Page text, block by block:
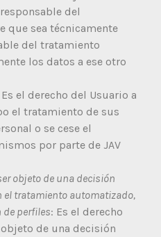
del
que sea técnicamente
del tratamiento
los datos a ese otro
Es el derecho del Usuario a
el tratamiento de sus
o se cese el
por parte de JAV
objeto de una decisión
el tratamiento automatizado,
perfiles: Es el derecho
de una decisión